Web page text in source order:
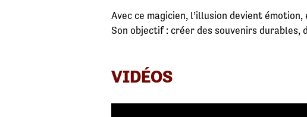
Avec ce magicien, l’illusion devient
Son objectif : créer des souvenirs
VIDÉOS